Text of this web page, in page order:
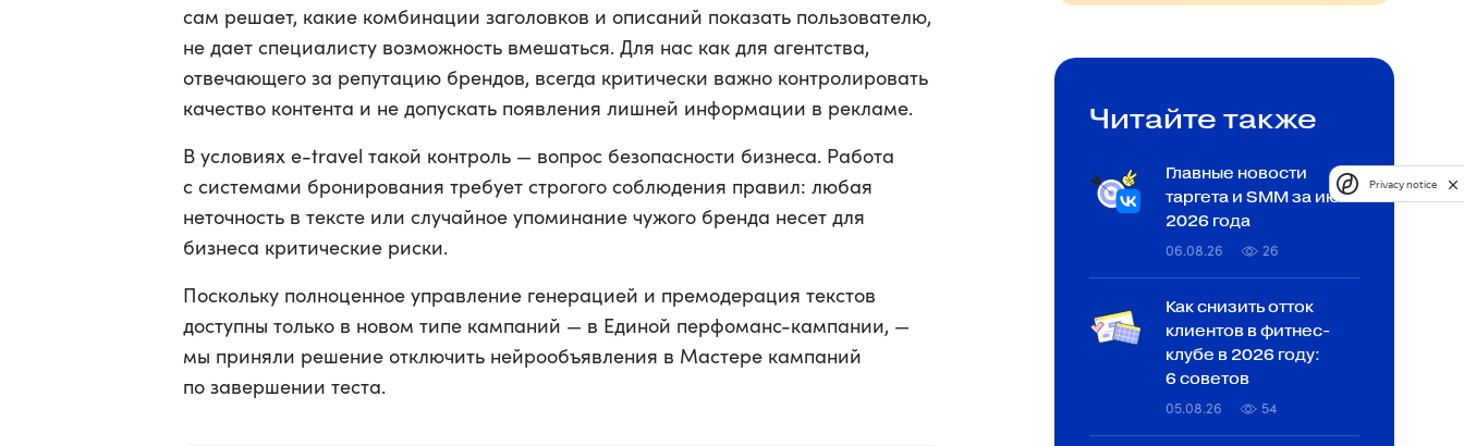
сам решает, какие комбинации заголовков и описаний показать пользователю,
не дает специалисту возможность вмешаться. Для нас как для агентства,
отвечающего за репутацию брендов, всегда критически важно контролировать
качество контента и не допускать появления лишней информации в рекламе.
В условиях e-travel такой контроль — вопрос безопасности бизнеса. Работа
с системами бронирования требует строгого соблюдения правил: любая
неточность в тексте или случайное упоминание чужого бренда несет для
бизнеса критические риски.
Поскольку полноценное управление генерацией и премодерация текстов
доступны только в новом типе кампаний — в Единой перфоманс-кампании, —
мы приняли решение отключить нейрообъявления в Мастере кампаний
по завершении теста.
Читайте также
Главные новости
таргета и SMM за июль
2026 года
06.08.26 26
Как снизить отток
клиентов в фитнес-
клубе в 2026 году:
6 советов
05.08.26 54
Privacy notice